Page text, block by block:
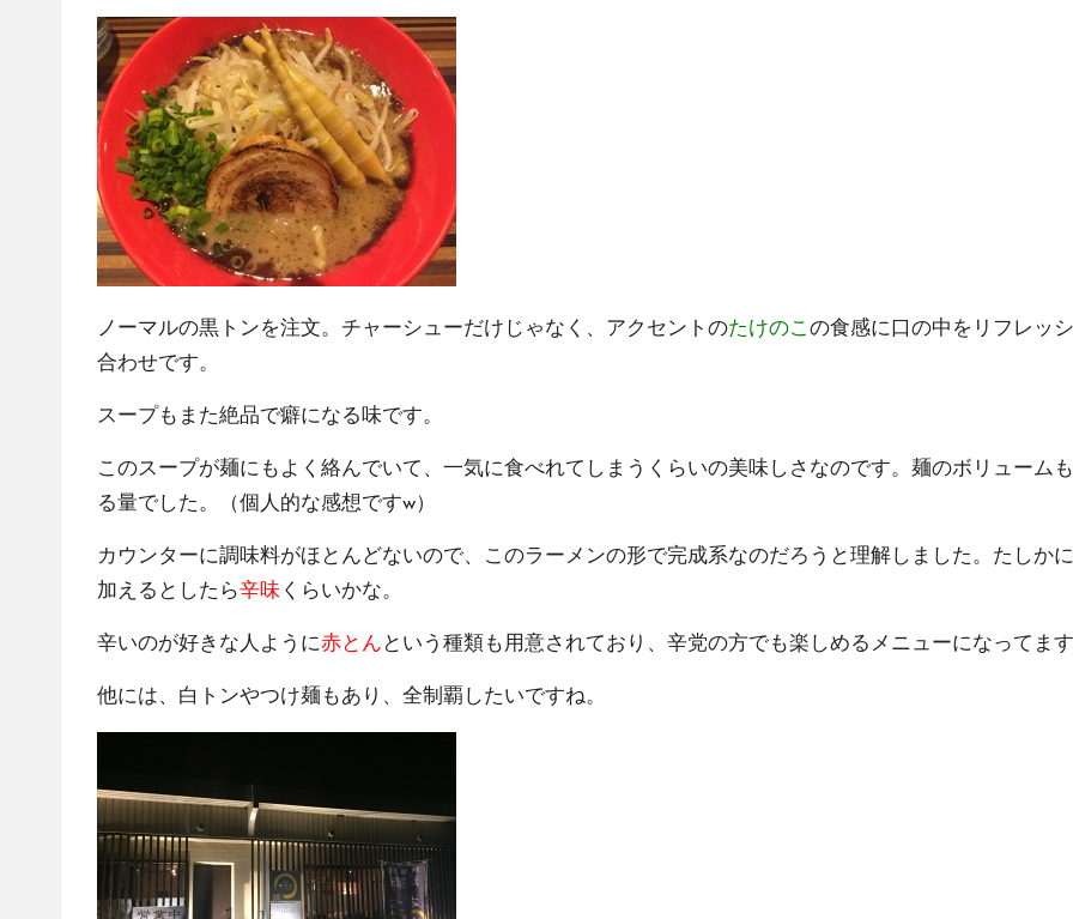
ノーマルの黒トンを注文。チャーシューだけじゃなく、アクセントのたけのこの食感に口の中をリフレッ
合わせです。
スープもまた絶品で癖になる味です。
このスープが麺にもよく絡んでいて、一気に食べれてしまうくらいの美味しさなのです。麺のボリューム
る量でした。（個人的な感想ですw）
カウンターに調味料がほとんどないので、このラーメンの形で完成系なのだろうと理解しました。たしか
加えるとしたら辛味 くらいかな。
辛いのが好きな人ように赤とん という種類も用意されており、辛党の方でも楽しめるメニューになってます
他には、白トンやつけ麺もあり、全制覇したいですね。